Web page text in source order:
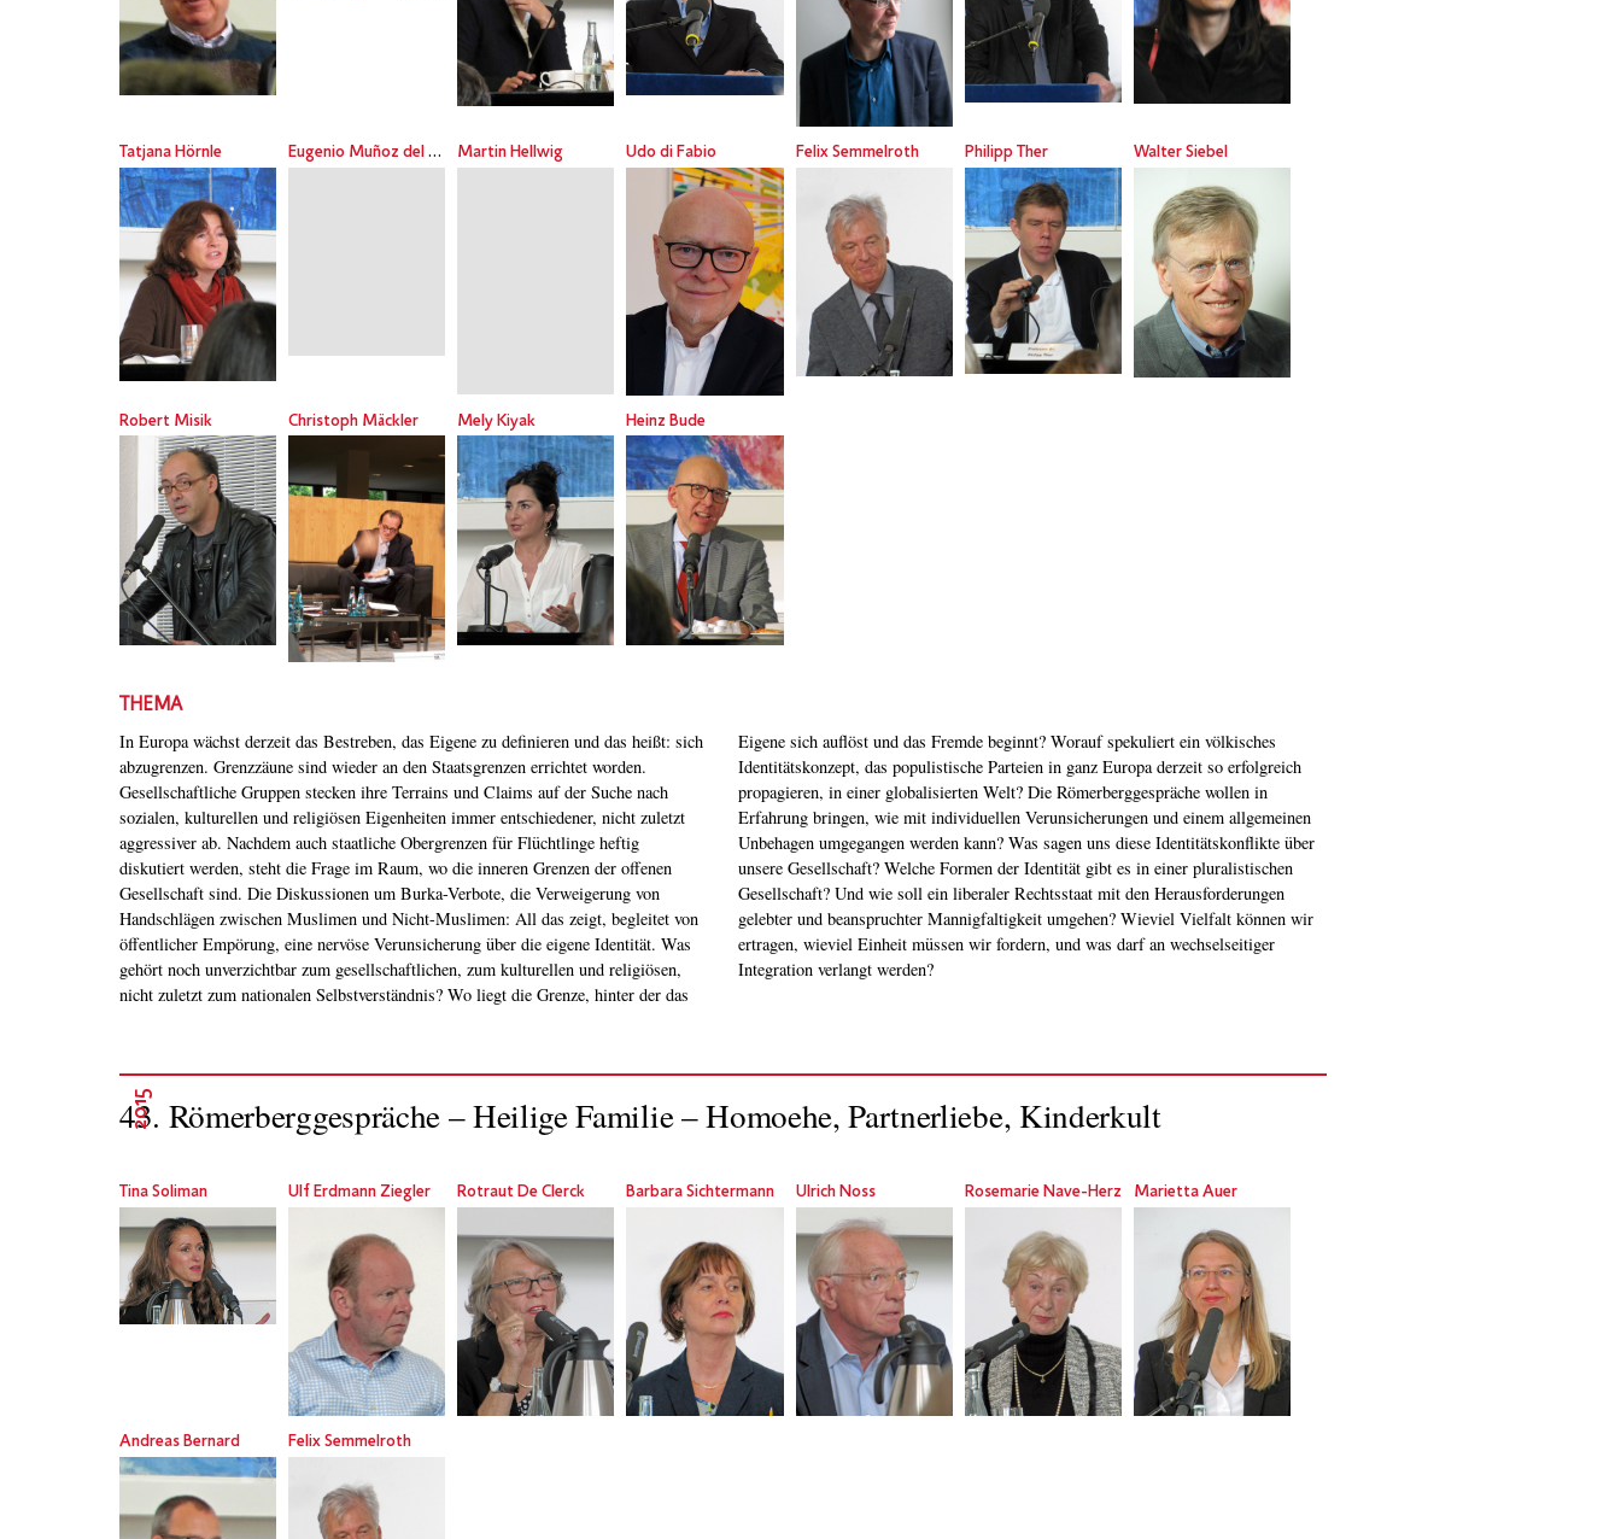
Tatjana Hörnle Eugenio Muñoz del Rio Martin Hellwig Udo di Fabio Felix Semmelroth Philipp Ther Walter Siebel
Robert Misik Christoph Mäckler Mely Kiyak Heinz Bude
THEMA
In Europa wächst derzeit das Bestreben, das Eigene zu definieren und das heißt: sich
abzugrenzen. Grenzzäune sind wieder an den Staatsgrenzen errichtet worden.
Gesellschaftliche Gruppen stecken ihre Terrains und Claims auf der Suche nach
sozialen, kulturellen und religiösen Eigenheiten immer entschiedener, nicht zuletzt
aggressiver ab. Nachdem auch staatliche Obergrenzen für Flüchtlinge heftig
diskutiert werden, steht die Frage im Raum, wo die inneren Grenzen der offenen
Gesellschaft sind. Die Diskussionen um Burka-Verbote, die Verweigerung von
Handschlägen zwischen Muslimen und Nicht-Muslimen: All das zeigt, begleitet von
öffentlicher Empörung, eine nervöse Verunsicherung über die eigene Identität. Was
gehört noch unverzichtbar zum gesellschaftlichen, zum kulturellen und religiösen,
nicht zuletzt zum nationalen Selbstverständnis? Wo liegt die Grenze, hinter der das
Eigene sich auflöst und das Fremde beginnt? Worauf spekuliert ein völkisches
Identitätskonzept, das populistische Parteien in ganz Europa derzeit so erfolgreich
propagieren, in einer globalisierten Welt? Die Römerberggespräche wollen in
Erfahrung bringen, wie mit individuellen Verunsicherungen und einem allgemeinen
Unbehagen umgegangen werden kann? Was sagen uns diese Identitätskonflikte über
unsere Gesellschaft? Welche Formen der Identität gibt es in einer pluralistischen
Gesellschaft? Und wie soll ein liberaler Rechtsstaat mit den Herausforderungen
gelebter und beanspruchter Mannigfaltigkeit umgehen? Wieviel Vielfalt können wir
ertragen, wieviel Einheit müssen wir fordern, und was darf an wechselseitiger
Integration verlangt werden?
2015
43. Römerberggespräche – Heilige Familie – Homoehe, Partnerliebe, Kinderkult
Tina Soliman Ulf Erdmann Ziegler Rotraut De Clerck Barbara Sichtermann Ulrich Noss Rosemarie Nave-Herz Marietta Auer
Andreas Bernard Felix Semmelroth